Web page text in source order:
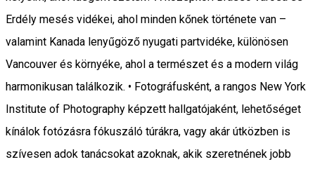
Erdély mesés vidékei, ahol minden kőnek története van –
valamint Kanada lenyűgöző nyugati partvidéke, különösen
Vancouver és környéke, ahol a természet és a modern világ
harmonikusan találkozik. • Fotográfusként, a rangos New York
Institute of Photography képzett hallgatójaként, lehetőséget
kínálok fotózásra fókuszáló túrákra, vagy akár útközben is
szívesen adok tanácsokat azoknak, akik szeretnének jobb